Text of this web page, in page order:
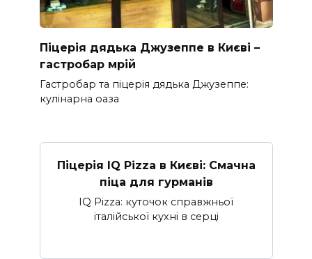
Піцерія дядька Джузеппе в Києві –
гастробар мрій
Гастробар та піцерія дядька Джузеппе:
кулінарна оаза
Піцерія IQ Pizza в Києві: Смачна
піца для гурманів
IQ Pizza: куточок справжньої
італійської кухні в серці